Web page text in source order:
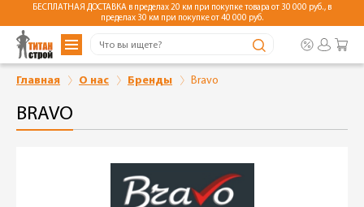
БЕСПЛАТНАЯ ДОСТАВКА в пределах 20 км при покупке товара от 30 000 руб., в
пределах 30 км при покупке от 40 000 руб.
Главная О нас Бренды Bravo
BRAVO